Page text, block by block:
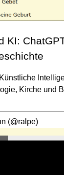
KI:
Kirche und
(@ralpe)